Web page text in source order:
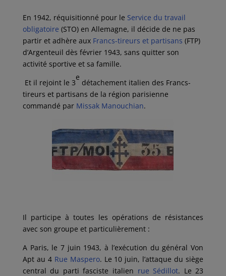
En 1942, réquisitionné pour le Service du travail
obligatoire (STO) en Allemagne, il décide de ne pas
partir et adhère aux Francs-tireurs et partisans (FTP)
d’Argenteuil dès février 1943, sans quitter son
activité sportive et sa famille.
Et il rejoint le 3
e
détachement italien des Francs-
tireurs et partisans de la région parisienne
commandé par Missak Manouchian.
Il participe à toutes les opérations de résistances
avec son groupe et particulièrement :
A Paris, le 7 juin 1943, à l’exécution du général Von
Apt au 4 Rue Maspero. Le 10 juin, l’attaque du siège
central du parti fasciste italien rue Sédillot. Le 23